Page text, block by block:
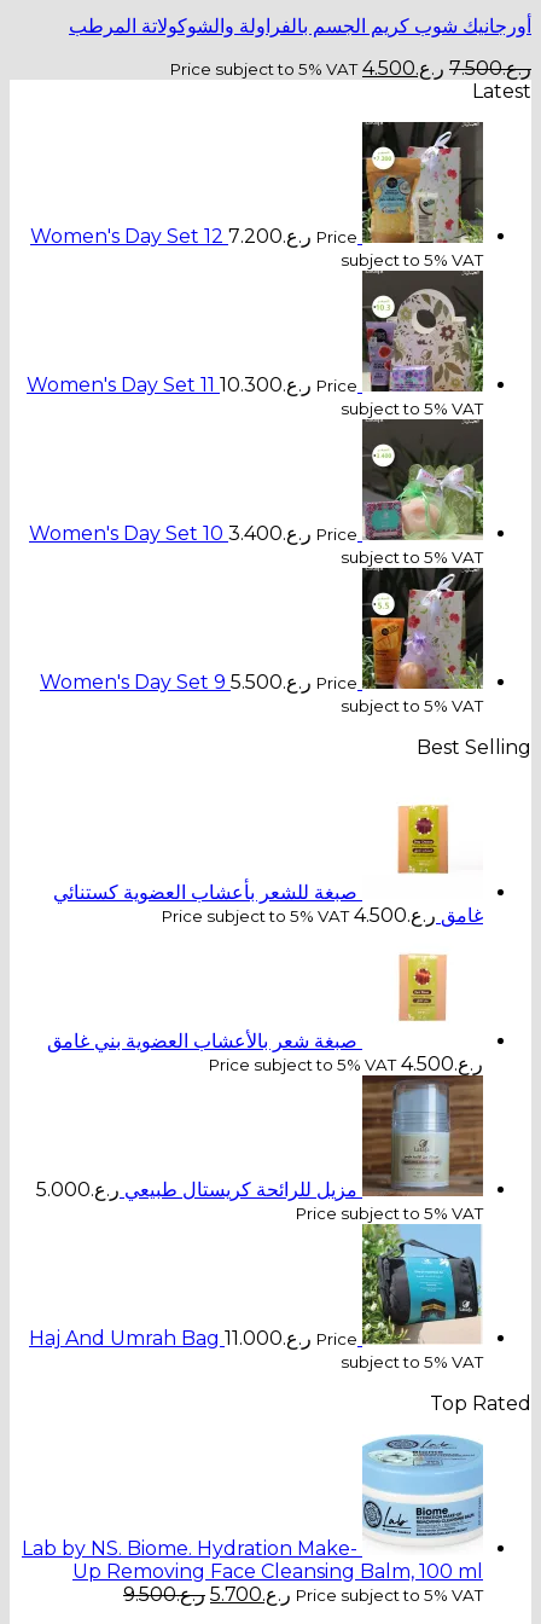
أورجانيك شوب كريم الجسم بالفراولة والشوكولاتة المرطب
ر.ع.7.500 السعر
ر.ع.7.500.
ر.ع.4.500السعر
Price subject to 5% VAT
Latest
Women's Day Set 12 ر.ع.7.200
Price
subject to 5% VAT
Women's Day Set 11 ر.ع.10.300
Price
subject to 5% VAT
Women's Day Set 10 ر.ع.3.400
Price
subject to 5% VAT
Women's Day Set 9 ر.ع.5.500
Price
subject to 5% VAT
Best Selling
صبغة للشعر بأعشاب العضوية كستنائي
غامق ر.ع.4.500
Price subject to 5% VAT
صبغة شعر بالأعشاب العضوية بني غامق
ر.ع.4.500
Price subject to 5% VAT
مزيل للرائحة كريستال طبيعي ر.ع.5.000
Price subject to 5% VAT
Haj And Umrah Bag ر.ع.11.000
Price
subject to 5% VAT
Top Rated
Lab by NS. Biome. Hydration Make-
Up Removing Face Cleansing Balm, 100 ml
ر.ع.9.500السعر
ر.ع.5.700السعر Price subject to 5% VAT